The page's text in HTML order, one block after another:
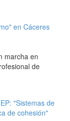
en Cáceres
marcha en
de
"Sistemas de
de cohesión"